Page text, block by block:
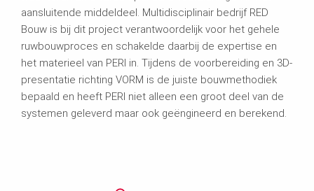
aansluitende middeldeel. Multidisciplinair bedrijf RED
Bouw is bij dit project verantwoordelijk voor het gehele
ruwbouwproces en schakelde daarbij de expertise en
het materieel van PERI in. Tijdens de voorbereiding en 3D-
presentatie richting VORM is de juiste bouwmethodiek
bepaald en heeft PERI niet alleen een groot deel van de
systemen geleverd maar ook geëngineerd en berekend.